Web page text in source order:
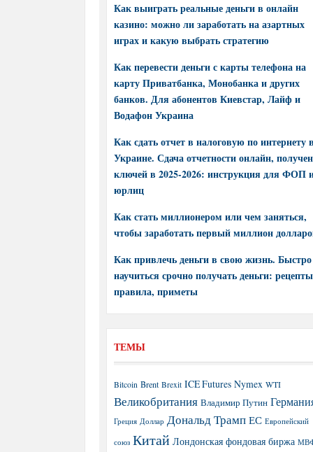
Как выиграть реальные деньги в онлайн
казино: можно ли заработать на азартных
играх и какую выбрать стратегию
Как перевести деньги с карты телефона на
карту Приватбанка, Монобанка и других
банков. Для абонентов Киевстар, Лайф и
Водафон Украина
Как сдать отчет в налоговую по интернету в
Украине. Сдача отчетности онлайн,
ключей в 2025-2026: инструкция для ФОП
юрлиц
Как стать миллионером или чем заняться,
чтобы заработать первый миллион
Как привлечь деньги в свою жизнь. Быстро
научиться срочно получать деньги:
правила, приметы
ТЕМЫ
Bitcoin Brent Brexit ICE Futures Nymex WTI
Великобритания Владимир Путин
Греция Доллар Дональд Трамп ЕС Европейский
союз Китай Лондонская фондовая биржа